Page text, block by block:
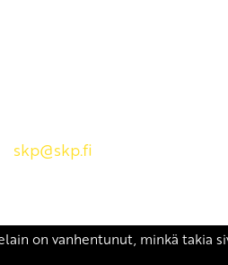
skp@skp.fi